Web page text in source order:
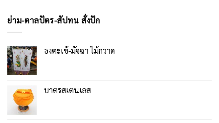
ย่าม-ตาลปัตร-สัปทน สั่งปัก
ธงตะเข้-มัจฉา ไม้กวาด
บาตรสเตนเลส